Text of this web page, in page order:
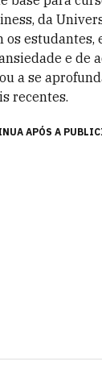
da
os estudantes,
e de
a se
recentes.
APÓS A